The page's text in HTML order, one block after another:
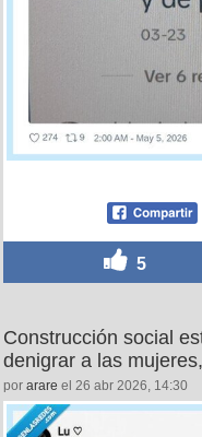
5
Construcción social
denigrar a las
por arare el 26 abr 2026, 14:30